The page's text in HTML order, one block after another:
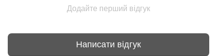
Додайте перший відгук
Написати відгук